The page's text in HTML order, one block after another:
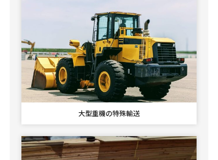
大型重機の特殊輸送